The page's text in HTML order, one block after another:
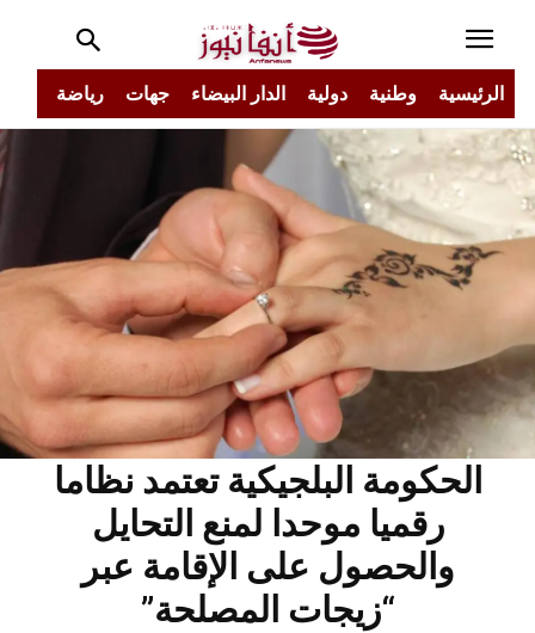
الرئيسية وطنية دولية الدار البيضاء جهات رياضة
الحكومة البلجيكية تعتمد نظاما
رقميا موحدا لمنع التحايل
والحصول على الإقامة عبر
“زيجات المصلحة”